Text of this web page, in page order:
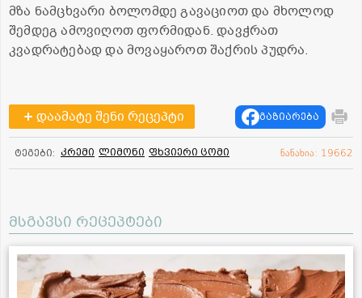
მზა ნამცხვარი ბოლომდე გავაციოთ და მხოლოდ
შემდეგ ამოვიღოთ ფორმიდან. დავჭრათ
კვადრატებად და მოვაყაროთ შაქრის პუდრა.
დაამატე შენი რეცეპტი გაზიარება
ტეგები: კრემი ლიმონი ფხვიერი ცომი ნანახია: 19662
მსგავსი რეცეპტები